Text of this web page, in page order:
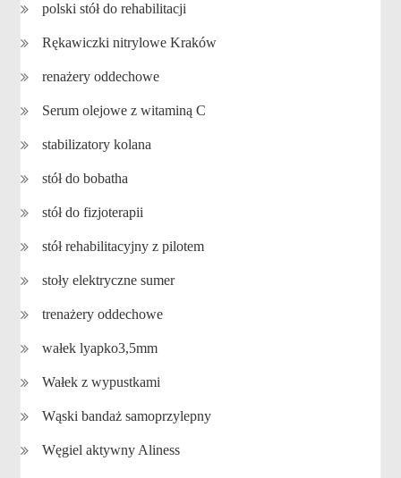
polski stół do rehabilitacji
Rękawiczki nitrylowe Kraków
renażery oddechowe
Serum olejowe z witaminą C
stabilizatory kolana
stół do bobatha
stół do fizjoterapii
stół rehabilitacyjny z pilotem
stoły elektryczne sumer
trenażery oddechowe
wałek lyapko3,5mm
Wałek z wypustkami
Wąski bandaż samoprzylepny
Węgiel aktywny Aliness